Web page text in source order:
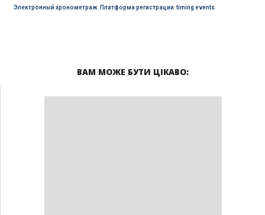
Электронный хронометраж, Платформа регистрации timing events
ВАМ МОЖЕ БУТИ ЦІКАВО: